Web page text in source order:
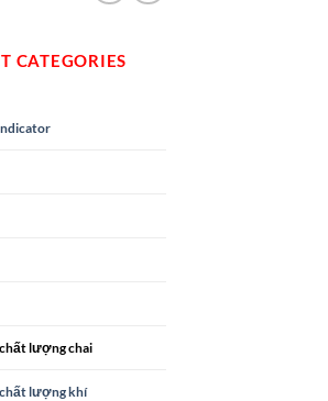
CATEGORIES
lượng chai
lượng khí